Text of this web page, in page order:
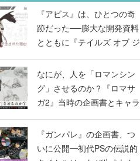
『アビス』は、ひとつの奇
跡だった──膨大な開発資料
とともに『テイルズ オブ ジ
アビス』開発陣に聞く、
「生まれた意味を知る
RPG」が生まれた理由【ゲ
ームの企画書】
なにが、人を「ロマンシン
グ」させるのか？『ロマサ
ガ2』当時の企画書とキャラ
設定画から迫る、河津秋敏
がRPGに生み出した「ロマ
ン」の正体とは【ゲームの
『ガンパレ』の企画書、つ
いに公開━初代PSの伝説的